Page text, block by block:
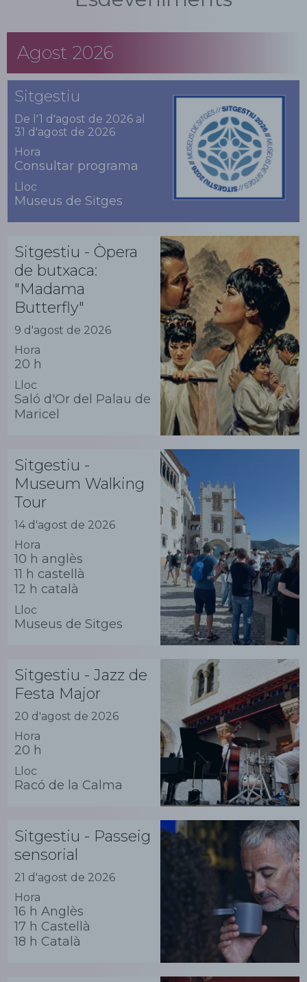
Agost 2026
Sitgestiu
De l'1 d'agost de 2026 al
31 d'agost de 2026
Hora
Consultar programa
Lloc
Museus de Sitges
Sitgestiu - Òpera
de butxaca:
"Madama
Butterfly"
9 d'agost de 2026
Hora
20 h
Lloc
Saló d'Or del Palau de
Maricel
Sitgestiu -
Museum Walking
Tour
14 d'agost de 2026
Hora
10 h anglès
11 h castellà
12 h català
Lloc
Museus de Sitges
Sitgestiu - Jazz de
Festa Major
20 d'agost de 2026
Hora
20 h
Lloc
Racó de la Calma
Sitgestiu - Passeig
sensorial
21 d'agost de 2026
Hora
16 h Anglès
17 h Castellà
18 h Català